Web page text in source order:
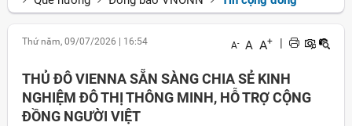
Thứ năm, 09/07/2026 16:54 A- A A+
THỦ ĐÔ VIENNA SẴN SÀNG CHIA SẺ KINH
NGHIỆM ĐÔ THỊ THÔNG MINH, HỖ TRỢ CỘNG
ĐỒNG NGƯỜI VIỆT